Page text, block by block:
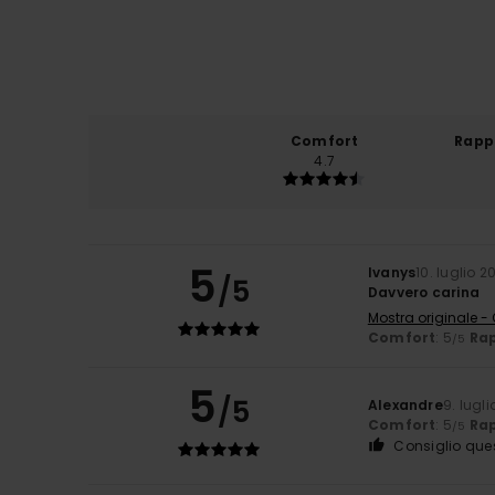
Comfort
4.7
5/5 Ivanys10. luglio
Davvero carina
Mostra originale -
Comfort: 5 /5
5/5 Alexandre9.
Comfort: 5 /5
Consiglio